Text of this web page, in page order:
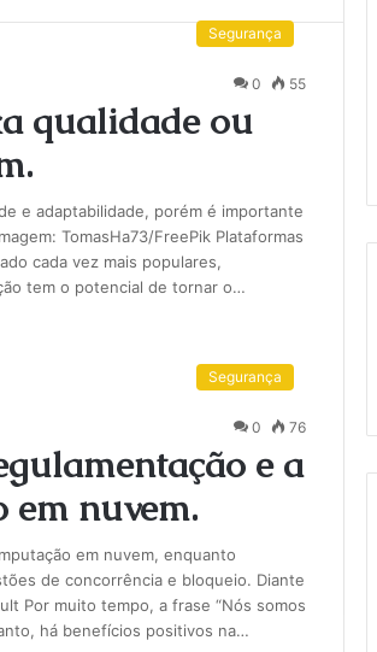
Segurança
0 55
qualidade ou
e adaptabilidade, porém é importante
TomasHa73/FreePik Plataformas
cada vez mais populares,
tem o potencial de tornar o…
Segurança
0 76
e a
em nuvem.
em nuvem, enquanto
de concorrência e bloqueio. Diante
Por muito tempo, a frase “Nós somos
há benefícios positivos na…